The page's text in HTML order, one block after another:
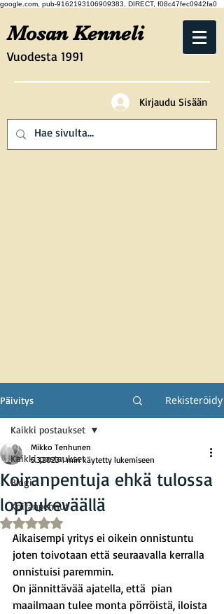
google.com, pub-9162193106909383, DIRECT, f08c47fec0942fa0
Vuodesta 1991
Mosan Kenneli
Kirjaudu Sisään
Päivitys Rekisteröidy
Kaikki postaukset
Blogi
Koiranpennut
Kaikki postaukset
Koiranpentuja ehkä tulossa
loppukeväällä
Mikko Tenhunen
5.3.2023 1 min käytetty lukemiseen
Arvostelun tähtimäärä: epäluku/5
Aikaisempi yritys ei oikein onnistuntu
joten toivotaan että seuraavalla kerralla
onnistuisi paremmin.
On jännittävää ajatella, että  pian
maailmaan tulee monta pörröistä, iloista